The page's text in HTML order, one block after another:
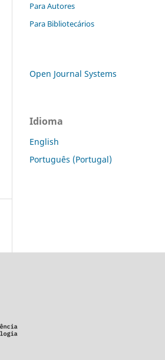
Para Autores
Para Bibliotecários
Open Journal Systems
Idioma
English
Português (Portugal)